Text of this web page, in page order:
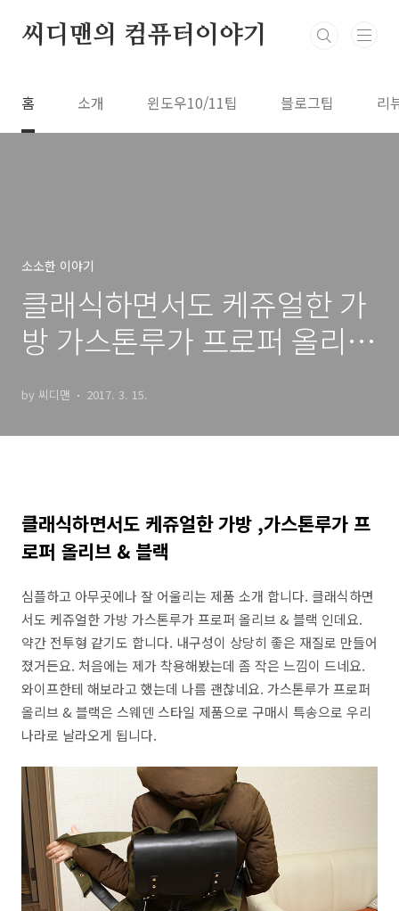
씨디맨의 컴퓨터이야기
홈 소개 윈도우10/11팁 블로그팁 리
소소한 이야기
클래식하면서도 케쥬얼한 가
방 가스톤루가 프로퍼 올리브
by 씨디맨 2017. 3. 15.
클래식하면서도 케쥬얼한 가방 ,가스톤루가 프
로퍼 올리브 & 블랙
심플하고 아무곳에나 잘 어울리는 제품 소개 합니다. 클래식하면
서도 케쥬얼한 가방 가스톤루가 프로퍼 올리브 & 블랙 인데요.
약간 전투형 같기도 합니다. 내구성이 상당히 좋은 재질로 만들어
졌거든요. 처음에는 제가 착용해봤는데 좀 작은 느낌이 드네요.
와이프한테 해보라고 했는데 나름 괜찮네요. 가스톤루가 프로퍼
올리브 & 블랙은 스웨덴 스타일 제품으로 구매시 특송으로 우리
나라로 날라오게 됩니다.